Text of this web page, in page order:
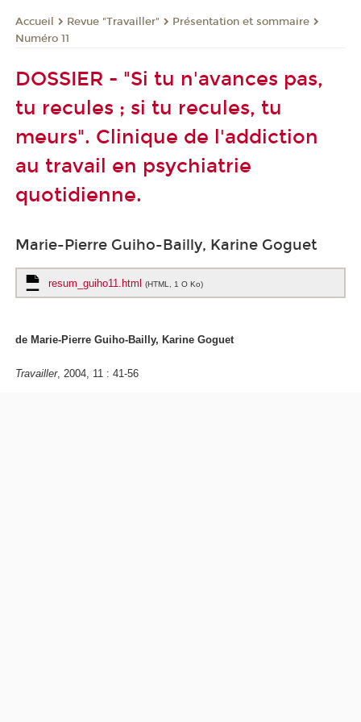
Accueil Revue "Travailler"
Présentation et sommaire
Numéro 11
DOSSIER - "Si tu n'avances pas,
tu recules ; si tu recules, tu
meurs". Clinique de l'addiction
au travail en psychiatrie
quotidienne.
Marie-Pierre Guiho-Bailly, Karine Goguet
resum_guiho11.html (HTML, 1 O Ko)
de Marie-Pierre Guiho-Bailly, Karine Goguet
Travailler, 2004, 11 : 41-56